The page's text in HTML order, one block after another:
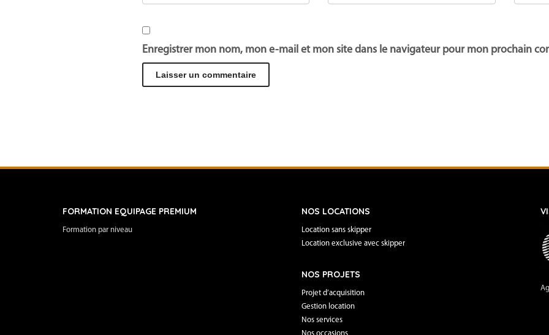
Enregistrer mon nom, mon e-mail et mon site dans le navigateur pour mon prochain
FORMATION EQUIPAGE PREMIUM
Formation par niveau
NOS LOCATIONS
Location sans skipper
Location exclusive avec skipper
NOS PROJETS
Projet d’acquisition
Gestion location
Nos services
Nos occasions